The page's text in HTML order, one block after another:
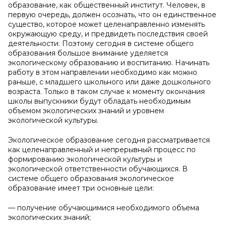
образование, как общественный институт. Человек, в
первую очередь, должен осознать, что он единственное
существо, которое может целенаправленно изменять
окружающую среду, и предвидеть последствия своей
деятельности. Поэтому сегодня в системе общего
образования большое внимание уделяется
экологическому образованию и воспитанию. Начинать
работу в этом направлении необходимо как можно
раньше, с младшего школьного или даже дошкольного
возраста. Только в таком случае к моменту окончания
школы выпускники будут обладать необходимым
объемом экологических знаний и уровнем
экологической культуры.
Экологическое образование сегодня рассматривается
как целенаправленный и непрерывный процесс по
формированию экологической культуры и
экологической ответственности обучающихся. В
системе общего образования экологическое
образование имеет три основные цели:
— получение обучающимися необходимого объема
экологических знаний;